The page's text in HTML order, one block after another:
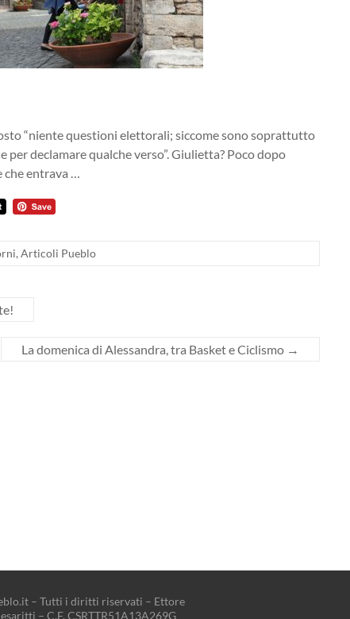
“niente questioni elettorali; siccome sono soprattutto
declamare qualche verso”. Giulietta? Poco dopo
entrava …
, Articoli Pueblo
La domenica di Alessandra, tra Basket e Ciclismo →
– Tutti i diritti riservati – Ettore
– C.F. CSRTTR51A13A269G